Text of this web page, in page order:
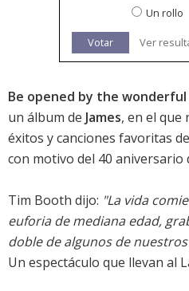
Un rollo
Votar Ver
Be opened by the wonderful
un álbum de James, en el
éxitos y canciones favoritas
con motivo del 40 aniversario
Tim Booth dijo: "La vida
euforia de mediana edad,
doble de algunos de
Un espectáculo que llevan al